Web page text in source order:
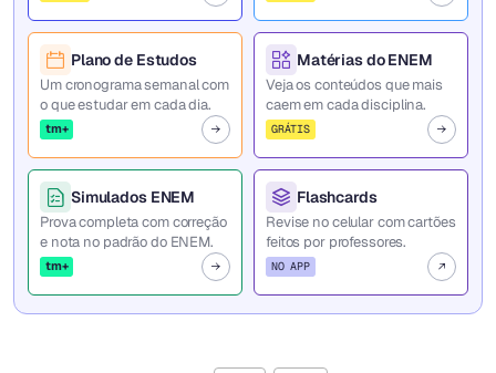
Plano de Estudos
Um cronograma semanal com
o que estudar em cada dia.
tm+
Matérias do ENEM
Veja os conteúdos que mais
caem em cada disciplina.
GRÁTIS
Simulados ENEM
Prova completa com correção
e nota no padrão do ENEM.
tm+
Flashcards
Revise no celular com cartões
feitos por professores.
NO APP